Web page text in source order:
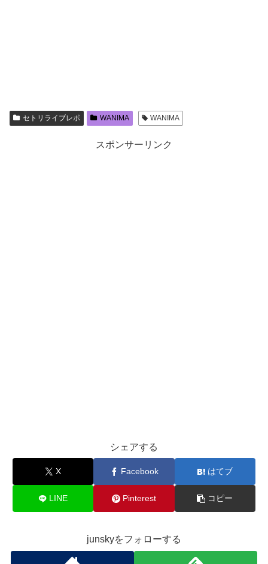
セトリライブレポ WANIMA WANIMA
スポンサーリンク
シェアする
X Facebook はてブ
LINE Pinterest コピー
junskyをフォローする